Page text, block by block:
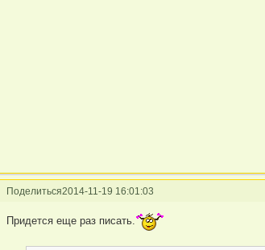
Поделиться2014-11-19 16:01:03
Придется еще раз писать.